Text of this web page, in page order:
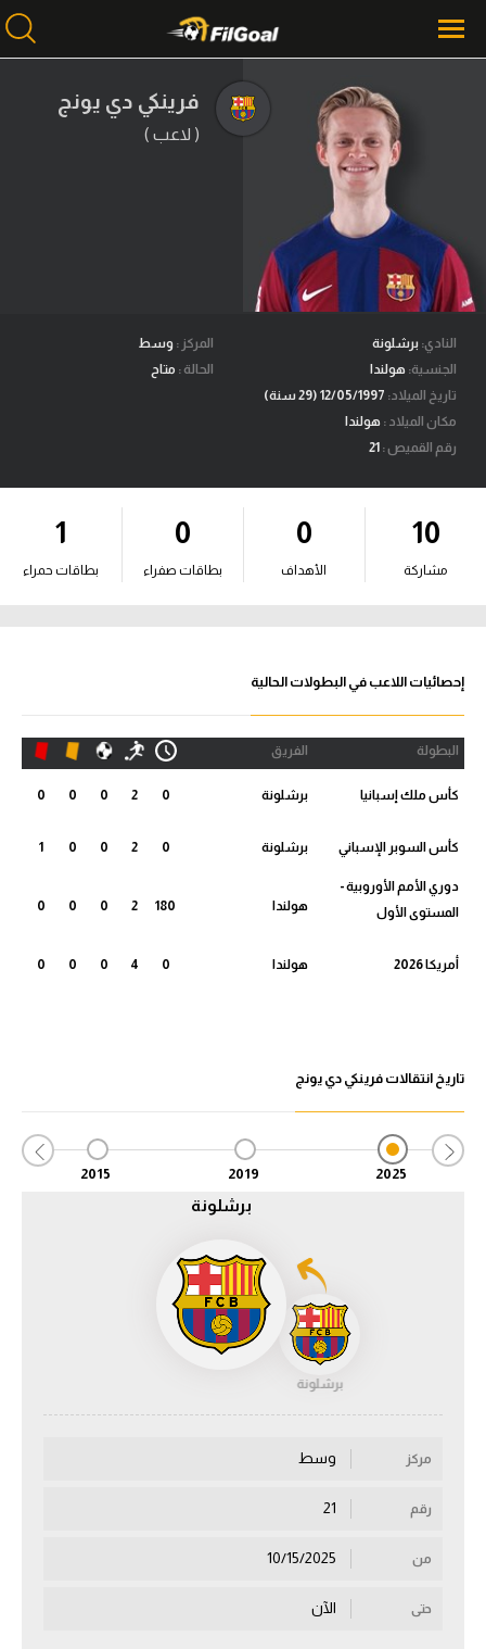
محتوى إخباري
الرئيسية
أخبار
مباريات
ميركاتو
فانتازي في الجول
مسابقة التوقعات
فيديوهات
آراء حرة
ركن الألعاب
الدوري المصري
الدوري الإنجليزي الممتاز
الدوري الألماني
الدوري الفرنسي
دوري أبطال إفريقيا
كل البطولات
دوري أبطال أوروبا
فرينكي دي يونج
( لاعب )
النادي: برشلونة
الجنسية: هولندا
تاريخ الميلاد:
مكان الميلاد : هولندا
رقم القميص :
المركز : وسط
الحالة : متاح
10
مشاركة
0
الأهداف
0
بطاقات صفراء
1
بطاقات حمراء
إحصائيات اللاعب في البطولات الحالية
البطولة الفريق
كأس ملك إسبانيا برشلونة 0
2
0
0
0
كأس السوبر الإسباني برشلونة 0
2
0
0
1
دوري الأمم الأوروبية -
المستوى الأول
هولندا 180
2
0
0
0
أمريكا 2026 هولندا 0
4
0
0
0
تاريخ انتقالات فرينكي دي يونج
2025
2019
2015
برشلونة
برشلونة
مركز وسط
رقم
من
حتى الآن